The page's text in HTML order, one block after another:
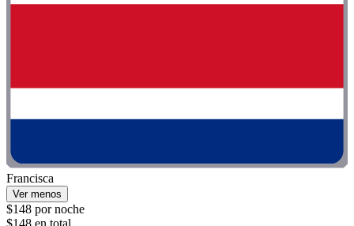
Francisca
Ver menos
$148 por noche